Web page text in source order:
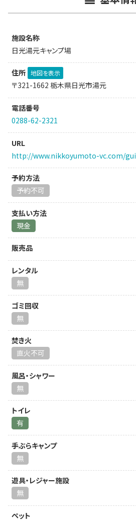
施設名称
日光湯元キャンプ場
住所 地図を表示
〒321-1662 栃木県日光市湯元
電話番号
0288-62-2321
URL
http://www.nikkoyumoto-vc.com/
予約方法
予約不可
支払い方法
現金
販売品
レンタル
無
ゴミ回収
無
焚き火
直火不可
風呂・シャワー
無
トイレ
有
手ぶらキャンプ
無
遊具・レジャー施設
無
ペット